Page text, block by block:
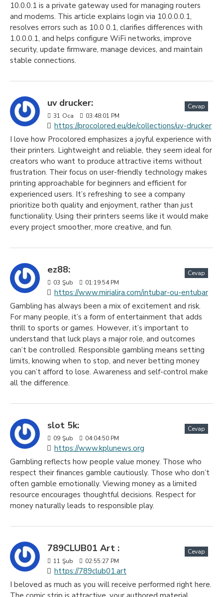
10.0.0.1 is a private gateway used for managing routers
and modems. This article explains login via 10.0.0.0.1,
resolves errors such as 10.0 0.1, clarifies differences with
1.0.0.0.1, and helps configure WiFi networks, improve
security, update firmware, manage devices, and maintain
stable connections.
uv drucker:
31 Oca 03:48:01 PM
https://procolored.eu/de/collections/uv-drucker
Cevap
I love how Procolored emphasizes a joyful experience with
their printers. Lightweight and reliable, they seem ideal for
creators who want to produce attractive items without
frustration. Their focus on user-friendly technology makes
printing approachable for beginners and efficient for
experienced users. It’s refreshing to see a company
prioritize both quality and enjoyment, rather than just
functionality. Using their printers seems like it would make
every project smoother, more creative, and fun.
ez88:
03 Şub 01:19:54 PM
https://www.mirialira.com/intubar-ou-entubar
Cevap
Gambling has always been a mix of excitement and risk.
For many people, it’s a form of entertainment that adds
thrill to sports or games. However, it’s important to
understand that luck plays a major role, and outcomes
can’t be controlled. Responsible gambling means setting
limits, knowing when to stop, and never betting money
you can’t afford to lose. Awareness and self-control make
all the difference.
slot 5k:
09 Şub 04:04:50 PM
https://www.kplunews.org
Cevap
Gambling reflects how people value money. Those who
respect their finances gamble cautiously. Those who don’t
often gamble emotionally. Viewing money as a limited
resource encourages thoughtful decisions. Respect for
money naturally leads to responsible play.
789CLUB01 Art :
11 Şub 02:55:27 PM
https://789club01.art
Cevap
I beloved as much as you will receive performed right here.